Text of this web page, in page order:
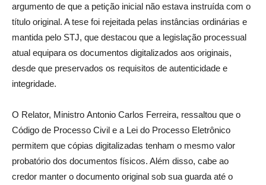
argumento de que a petição inicial não estava instruída com o
título original. A tese foi rejeitada pelas instâncias ordinárias e
mantida pelo STJ, que destacou que a legislação processual
atual equipara os documentos digitalizados aos originais,
desde que preservados os requisitos de autenticidade e
integridade.
O Relator, Ministro Antonio Carlos Ferreira, ressaltou que o
Código de Processo Civil e a Lei do Processo Eletrônico
permitem que cópias digitalizadas tenham o mesmo valor
probatório dos documentos físicos. Além disso, cabe ao
credor manter o documento original sob sua guarda até o